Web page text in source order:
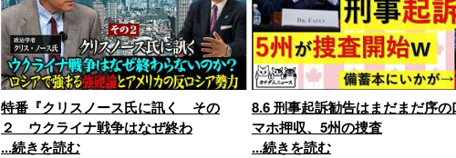
特番『クリスノース氏に訊く その
２ ウクライナ戦争はなぜ終わ
...続きを読む
8.6 刑事起訴勧告はまだまだ序
マホ押収、5州の捜査
...続きを読む